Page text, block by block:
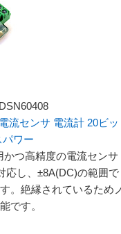
流センサ 電流計 20ビ
ワー
つ高精度の電流センサ
応し、±8A(DC)の範囲
。絶縁されているため
です。